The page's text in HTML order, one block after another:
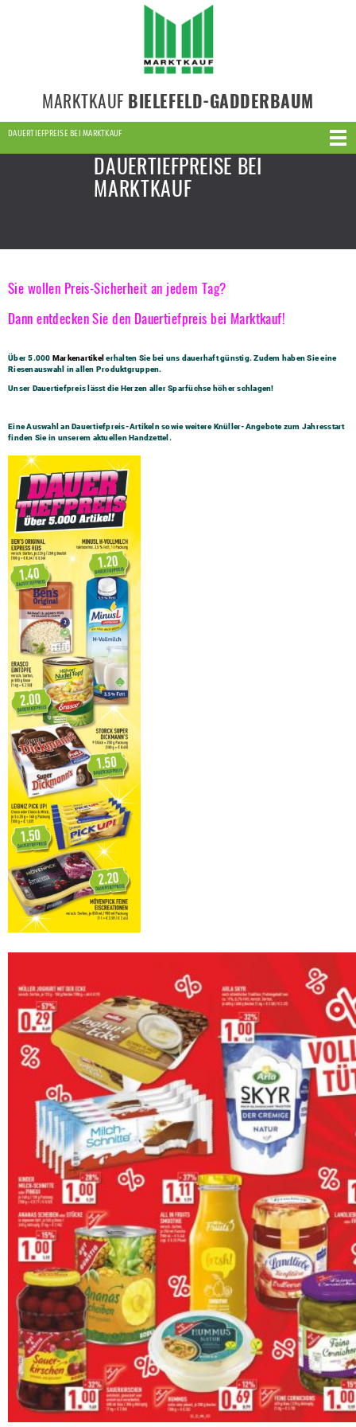
MARKTKAUF BIELEFELD-GADDERBAUM
DAUERTIEFPREISE BEI MARKTKAUF
DAUERTIEFPREISE BEI
MARKTKAUF
Sie wollen Preis-Sicherheit an jedem Tag?
Dann entdecken Sie den Dauertiefpreis bei Marktkauf!
Über 5.000 Markenartikel erhalten Sie bei uns dauerhaft günstig. Zudem haben Sie eine
Riesenauswahl in allen Produktgruppen.
Unser Dauertiefpreis lässt die Herzen aller Sparfüchse höher schlagen!
Eine Auswahl an Dauertiefpreis-Artikeln sowie weitere Knüller-Angebote zum Jahresstart
finden Sie in unserem aktuellen Handzettel.